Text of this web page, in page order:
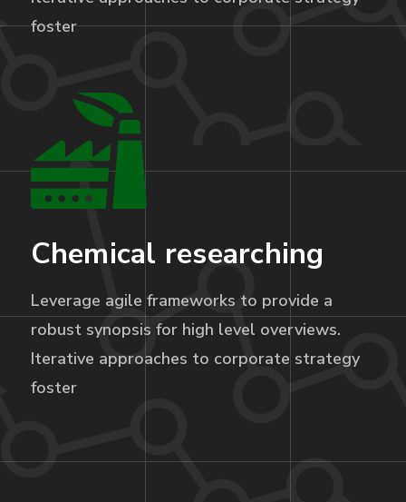
foster
Chemical researching
Leverage agile frameworks to provide a
robust synopsis for high level overviews.
Iterative approaches to corporate strategy
foster